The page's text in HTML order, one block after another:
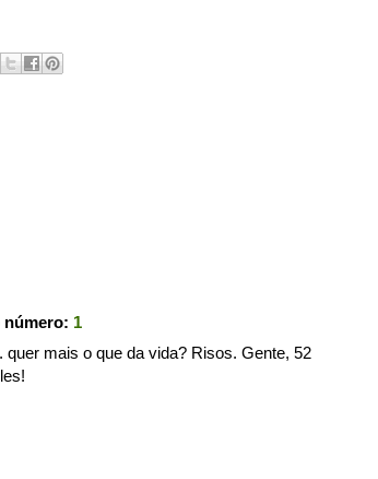
1
mais o que da vida? Risos. Gente, 52